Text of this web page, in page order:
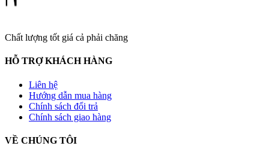
Chất lượng tốt giá cả phải chăng
HỖ TRỢ KHÁCH HÀNG
Liên hệ
Hướng dẫn mua hàng
Chính sách đổi trả
Chính sách giao hàng
VỀ CHÚNG TÔI